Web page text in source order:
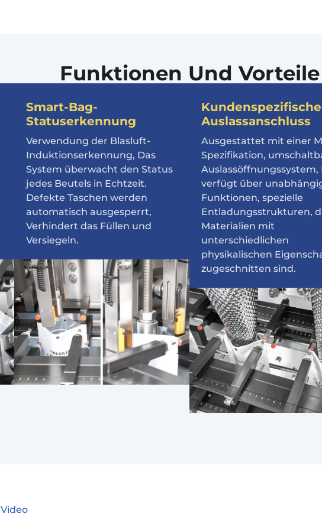
Funktionen Und Vorteile
Smart-Bag-
Statuserkennung
Verwendung der Blasluft-
Induktionserkennung, Das
System überwacht den Status
jedes Beutels in Echtzeit.
Defekte Taschen werden
automatisch ausgesperrt,
Verhindert das Füllen und
Versiegeln.
Auslassanschluss
Ausgestattet mit einer
Spezifikation,
Auslassöffnungssystem,
verfügt über
Funktionen, spezielle
Entladungsstrukturen,
Materialien mit
unterschiedlichen
physikalischen
zugeschnitten sind.
Video